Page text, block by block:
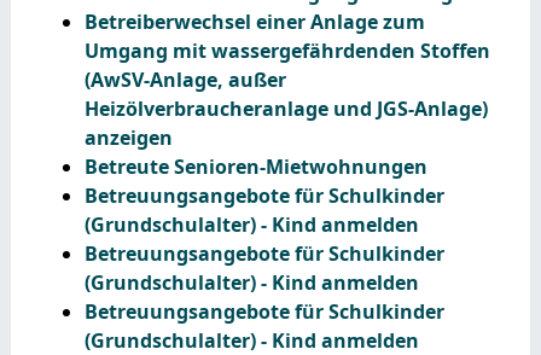
Betreiberwechsel einer Anlage zum
Umgang mit wassergefährdenden Stoffen
(AwSV-Anlage, außer
Heizölverbraucheranlage und JGS-Anlage)
anzeigen
Betreute Senioren-Mietwohnungen
Betreuungsangebote für Schulkinder
(Grundschulalter) - Kind anmelden
Betreuungsangebote für Schulkinder
(Grundschulalter) - Kind anmelden
Betreuungsangebote für Schulkinder
(Grundschulalter) - Kind anmelden